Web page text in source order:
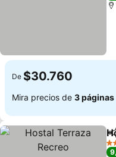
De $30.760
Mira precios de 3 páginas
2